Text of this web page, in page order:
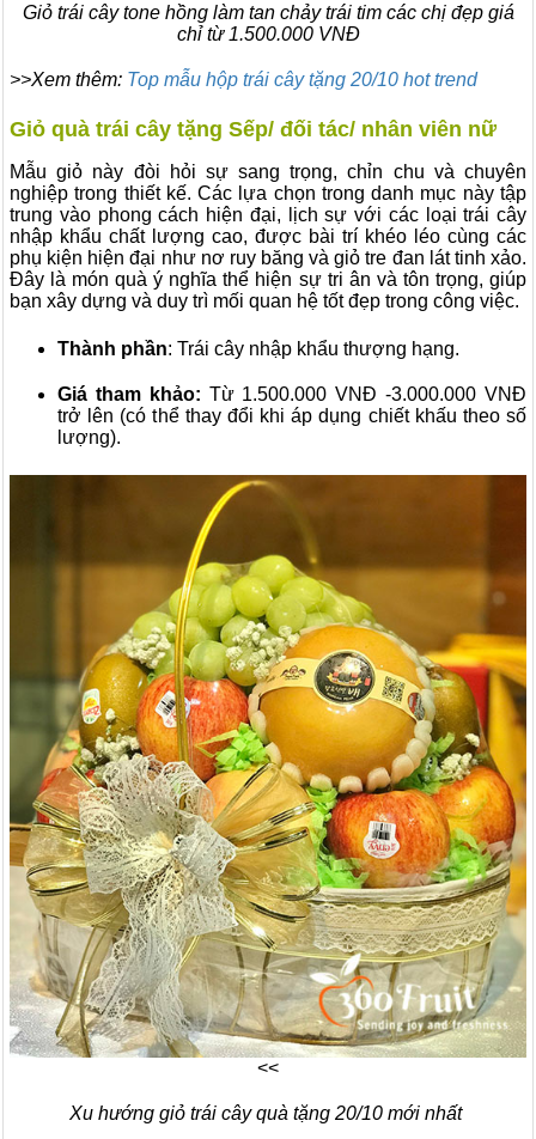
Giỏ trái cây tone hồng làm tan chảy trái tim các chị đẹp giá
chỉ từ 1.500.000 VNĐ
>>Xem thêm: Top mẫu hộp trái cây tặng 20/10 hot trend
Giỏ quà trái cây tặng Sếp/ đối tác/ nhân viên nữ
Mẫu giỏ này đòi hỏi sự sang trọng, chỉn chu và chuyên
nghiệp trong thiết kế. Các lựa chọn trong danh mục này tập
trung vào phong cách hiện đại, lịch sự với các loại trái cây
nhập khẩu chất lượng cao, được bài trí khéo léo cùng các
phụ kiện hiện đại như nơ ruy băng và giỏ tre đan lát tinh xảo.
Đây là món quà ý nghĩa thể hiện sự tri ân và tôn trọng, giúp
bạn xây dựng và duy trì mối quan hệ tốt đẹp trong công việc.
Thành phần: Trái cây nhập khẩu thượng hạng.
Giá tham khảo: Từ 1.500.000 VNĐ -3.000.000 VNĐ
trở lên (có thể thay đổi khi áp dụng chiết khấu theo số
lượng).
<<
Xu hướng giỏ trái cây quà tặng 20/10 mới nhất